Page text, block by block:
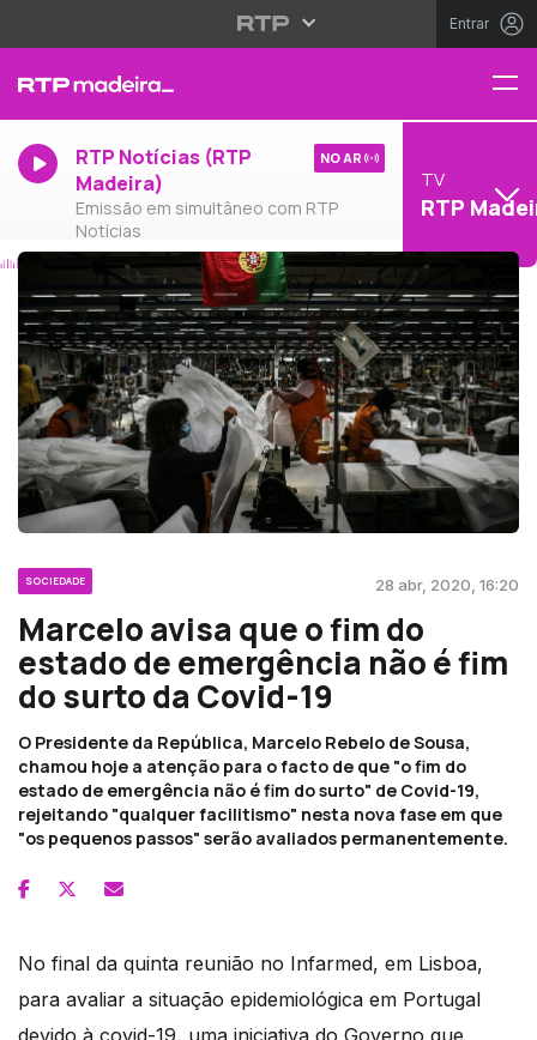
Entrar
RTP Notícias (RTP
Madeira)
Emissão em simultâneo com RTP
Notícias
NO AR
TV
RTP
SOCIEDADE 28 abr, 2020, 16:20
Marcelo avisa que o fim do
estado de emergência não é fim
do surto da Covid-19
O Presidente da República, Marcelo Rebelo de Sousa,
chamou hoje a atenção para o facto de que "o fim do
estado de emergência não é fim do surto" de Covid-19,
rejeitando "qualquer facilitismo" nesta nova fase em que
"os pequenos passos" serão avaliados permanentemente.
No final da quinta reunião no Infarmed, em Lisboa,
para avaliar a situação epidemiológica em Portugal